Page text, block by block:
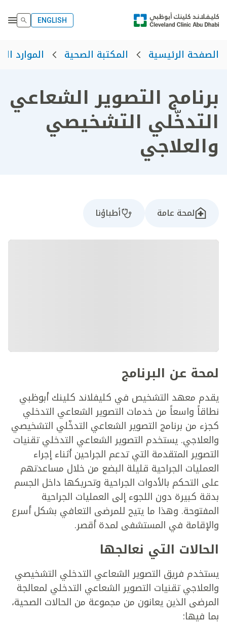
ENGLISH
الصفحة الرئيسية المكتبة الصحية الموارد
برنامج التصوير الشعاعي
التدخّلي التشخيصي
والعلاجي
لمحة عامة أطباؤنا
لمحة عن البرنامج
يقدم معهد التشخيص في كليفلاند كلينك أبوظبي
نطاقاً واسعاً من خدمات التصوير الشعاعي التدخلي
كجزء من برنامج التصوير الشعاعي التدخّلي التشخيصي
والعلاجي. يستخدم التصوير الشعاعي التدخلي تقنيات
التصوير المتقدمة التي تدعم الجراحين أثناء إجراء
العمليات الجراحية قليلة البضع من خلال مساعدتهم
على التحكم بالأدوات الجراحية وتحريكها داخل الجسم
بدقة كبيرة دون اللجوء إلى العمليات الجراحية
المفتوحة. وهذا ما يتيح للمرضى التعافي بشكل أسرع
والإقامة في المستشفى لمدة أقصر.
الحالات التي نعالجها
يستخدم فريق التصوير الشعاعي التدخلي التشخيصي
والعلاجي تقنيات التصوير الشعاعي التدخلي لمعالجة
المرضى الذين يعانون من مجموعة من الحالات الصحية،
بما فيها: